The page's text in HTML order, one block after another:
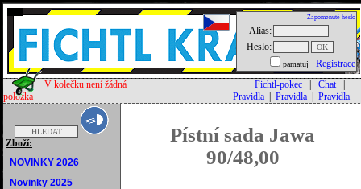
Zapomenuté heslo
Alias:
Heslo:
pamatuj
Registrace
V kolečku není žádná
položka
Fichtl-pokec Chat|
Pravidla
Pravidla Pravidla
Zboží:
NOVINKY 2026
Novinky 2025
Pístní sada Jawa
90/48,00